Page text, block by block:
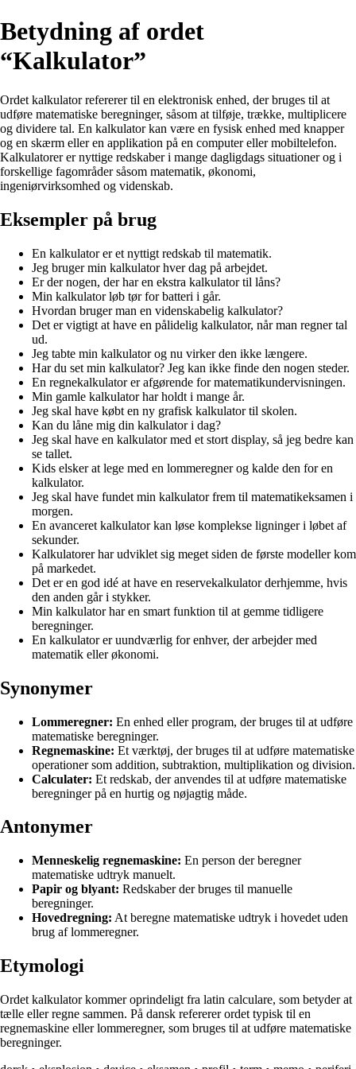
Betydning af ordet
“Kalkulator”
Ordet kalkulator refererer til en elektronisk enhed, der bruges til at
udføre matematiske beregninger, såsom at tilføje, trække, multiplicere
og dividere tal. En kalkulator kan være en fysisk enhed med knapper
og en skærm eller en applikation på en computer eller mobiltelefon.
Kalkulatorer er nyttige redskaber i mange dagligdags situationer og i
forskellige fagområder såsom matematik, økonomi,
ingeniørvirksomhed og videnskab.
Eksempler på brug
En kalkulator er et nyttigt redskab til matematik.
Jeg bruger min kalkulator hver dag på arbejdet.
Er der nogen, der har en ekstra kalkulator til låns?
Min kalkulator løb tør for batteri i går.
Hvordan bruger man en videnskabelig kalkulator?
Det er vigtigt at have en pålidelig kalkulator, når man regner tal
ud.
Jeg tabte min kalkulator og nu virker den ikke længere.
Har du set min kalkulator? Jeg kan ikke finde den nogen steder.
En regnekalkulator er afgørende for matematikundervisningen.
Min gamle kalkulator har holdt i mange år.
Jeg skal have købt en ny grafisk kalkulator til skolen.
Kan du låne mig din kalkulator i dag?
Jeg skal have en kalkulator med et stort display, så jeg bedre kan
se tallet.
Kids elsker at lege med en lommeregner og kalde den for en
kalkulator.
Jeg skal have fundet min kalkulator frem til matematikeksamen i
morgen.
En avanceret kalkulator kan løse komplekse ligninger i løbet af
sekunder.
Kalkulatorer har udviklet sig meget siden de første modeller kom
på markedet.
Det er en god idé at have en reservekalkulator derhjemme, hvis
den anden går i stykker.
Min kalkulator har en smart funktion til at gemme tidligere
beregninger.
En kalkulator er uundværlig for enhver, der arbejder med
matematik eller økonomi.
Synonymer
Lommeregner: En enhed eller program, der bruges til at udføre
matematiske beregninger.
Regnemaskine: Et værktøj, der bruges til at udføre matematiske
operationer som addition, subtraktion, multiplikation og division.
Calculater: Et redskab, der anvendes til at udføre matematiske
beregninger på en hurtig og nøjagtig måde.
Antonymer
Menneskelig regnemaskine: En person der beregner
matematiske udtryk manuelt.
Papir og blyant: Redskaber der bruges til manuelle
beregninger.
Hovedregning: At beregne matematiske udtryk i hovedet uden
brug af lommeregner.
Etymologi
Ordet kalkulator kommer oprindeligt fra latin calculare, som betyder at
tælle eller regne sammen. På dansk refererer ordet typisk til en
regnemaskine eller lommeregner, som bruges til at udføre matematiske
beregninger.